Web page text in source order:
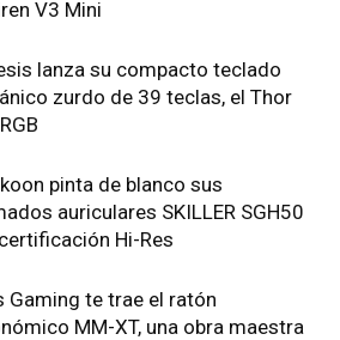
V3 Mini
lanza su compacto teclado
zurdo de 39 teclas, el Thor
pinta de blanco sus
auriculares SKILLER SGH50
Hi-Res
Gaming te trae el ratón
MM-XT, una obra maestra